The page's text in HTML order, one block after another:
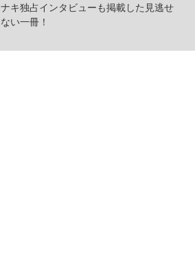
ナキ独占インタビューも掲載した見逃せ
ない一冊！